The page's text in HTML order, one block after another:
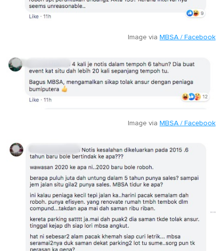
Image via MBSA / Facebook
Image via MBSA / Facebook